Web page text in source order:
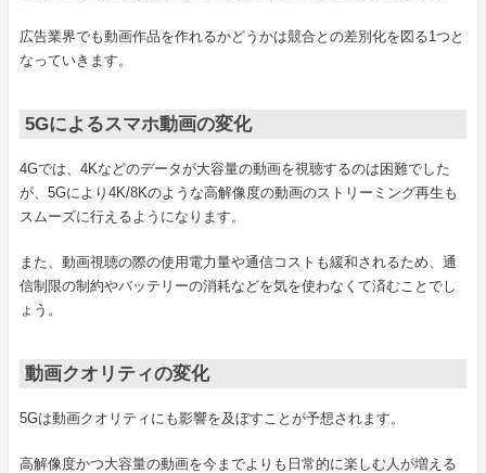
広告業界でも動画作品を作れるかどうかは競合との差別化を図る1つと
なっていきます。
5Gによるスマホ動画の変化
4Gでは、4Kなどのデータが大容量の動画を視聴するのは困難でした
が、5Gにより4K/8Kのような高解像度の動画のストリーミング再生も
スムーズに行えるようになります。
また、動画視聴の際の使用電力量や通信コストも緩和されるため、通
信制限の制約やバッテリーの消耗などを気を使わなくて済むことでし
ょう。
動画クオリティの変化
5Gは動画クオリティにも影響を及ぼすことが予想されます。
高解像度かつ大容量の動画を今までよりも日常的に楽しむ人が増える